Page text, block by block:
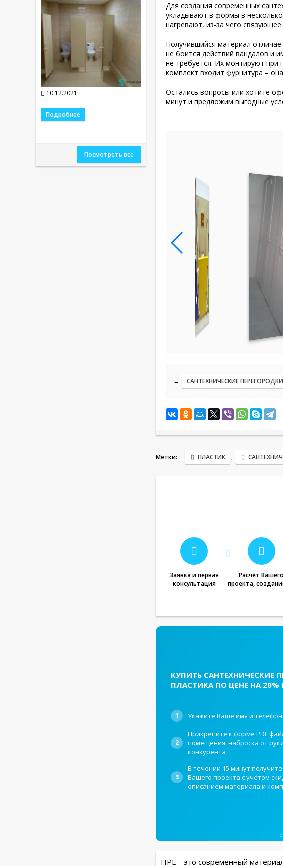
10.12.2021
Подробнее
Посмотреть все
Для создания современных
укладывают в формы в
нагревают, из-за чего
Получившийся материал
не боится действий вандалов и
не требуется. Их монтируют при
комплект входит фурнитура –
Остались вопросы или хотите
минут и предложим выгодные
← САНТЕХНИЧЕСКИЕ
Метки: ПЛАСТИК ,
Заявка и первая
консультация
Расчёт Вашего
проекта,
КУПИТЬ САНТЕХНИЧЕСКИЕ
ПЛАСТИКА ПО ЦЕНЕ НА
1 Укажите Ваше имя и
2
Прикрепите к форме PDF
помещения, наброска от
конкурента
3
В течении 15 минут
Вашего проекта с учётом
описанием материала и
HPL – это современный